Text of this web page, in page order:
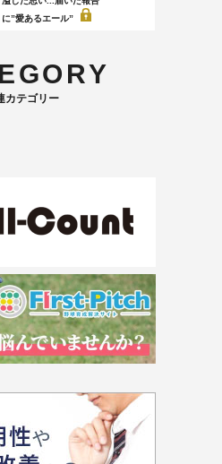
に”愛あるエール”
カテゴリー